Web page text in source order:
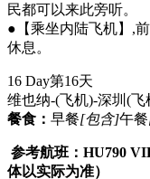
民都可以来此旁听。
●【乘坐内陆飞机】,
休息。
16 Day第16天
维也纳-(飞机)-深圳 (飞
餐食： 早餐[包含]午餐
参考航班：HU790
体以实际为准）